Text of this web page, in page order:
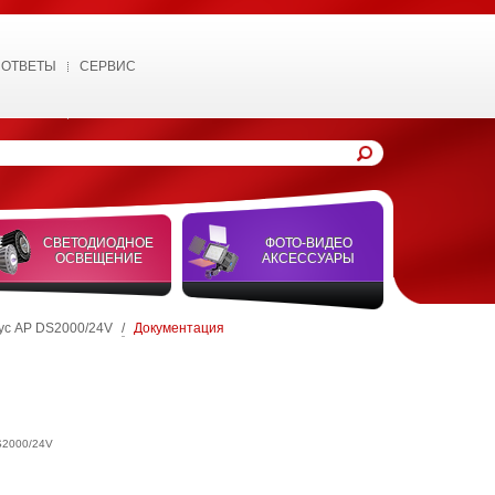
СЕРВИС
СВЕТОДИОДНОЕ
ОСВЕЩЕНИЕ
ФОТО-ВИДЕО
АКСЕССУАРЫ
AP DS2000/24V / Документация
24V